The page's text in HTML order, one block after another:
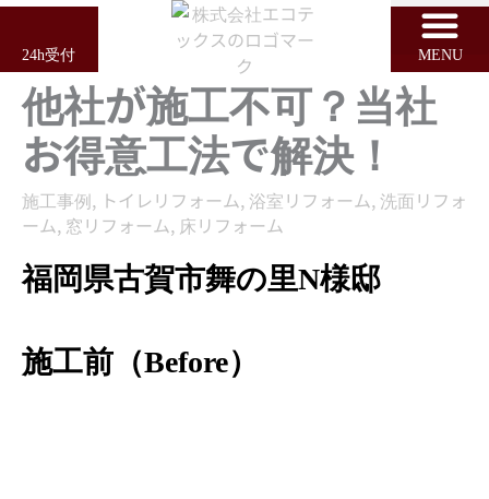
内
24h受付 MENU
他社が施工不可？当社
お得意工法で解決！
施工事例, トイレリフォーム,浴室リフォーム,洗面リフォ
ーム, 窓リフォーム, 床リフォーム
福岡県古賀市舞の里N様邸
施工前（Before）